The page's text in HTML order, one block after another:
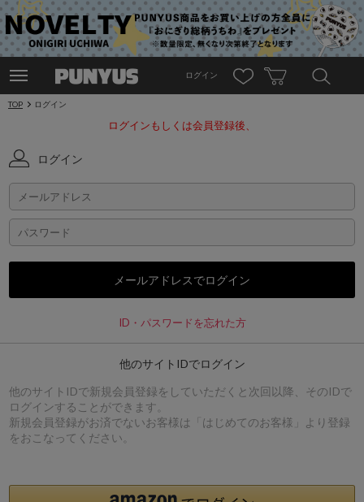
ログイン
TOP ログイン
ログインもしくは会員登録後、
ログイン
ID・パスワードを忘れた方
他のサイトIDでログイン
他のサイトIDで新規会員登録をしていただくと次回以降、そのIDで
ログインすることができます。
新規会員登録がお済でないお客様は「はじめてのお客様」より登録
をおこなってください。